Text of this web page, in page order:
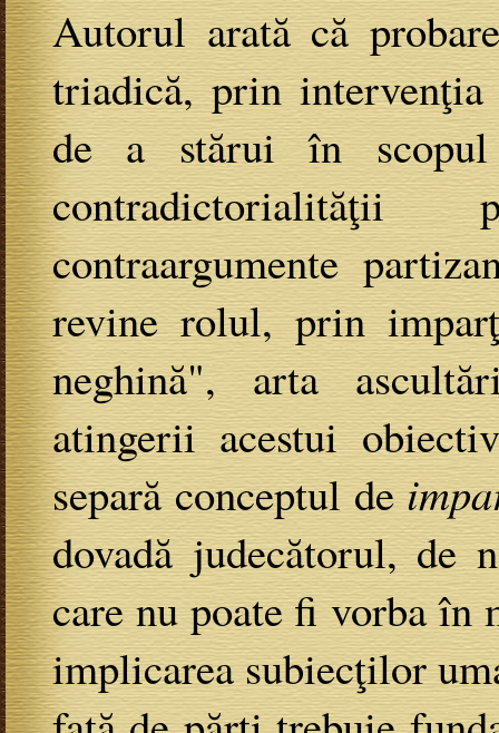
Autorul arată că
triadică, prin
de a stărui în scopul
contradictorialităţii
contraargumente
revine rolul, prin
neghină", arta
atingerii acestui
separă conceptul de
dovadă judecătorul, de
care nu poate fi vorba în
implicarea subiecţilor